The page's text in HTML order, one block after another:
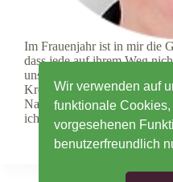
Im Frauenjahr ist in mir die
dass jede auf ihrem Weg
uns liegt, die Verbindung
Kreis schenkt mir eine
Naturenergiekraft. Bei jedem
ich…
Sabrina Gundert
Wir verwenden auf
funktionale
vorgesehenen
benutzerfreundlich